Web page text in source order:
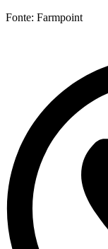
Fonte: Farmpoint